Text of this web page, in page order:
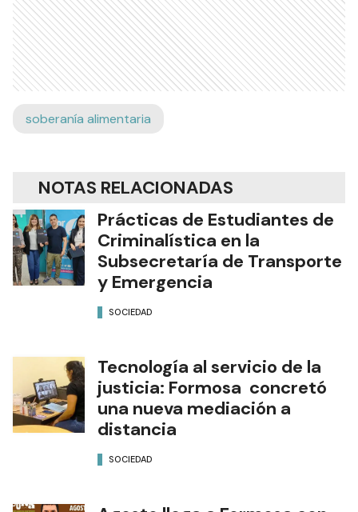
soberanía alimentaria
NOTAS RELACIONADAS
Prácticas de Estudiantes de
Criminalística en la
Subsecretaría de Transporte
y Emergencia
SOCIEDAD
Tecnología al servicio de la
justicia: Formosa concretó
una nueva mediación a
distancia
SOCIEDAD